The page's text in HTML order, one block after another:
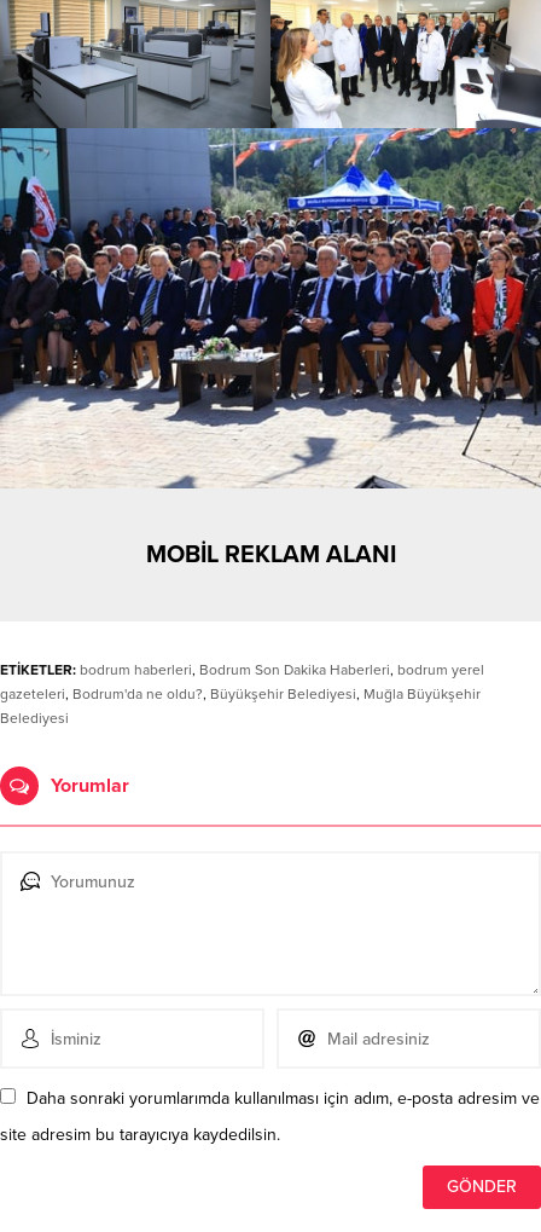
MOBİL REKLAM ALANI
ETİKETLER: bodrum haberleri, Bodrum Son Dakika Haberleri, bodrum yerel
gazeteleri, Bodrum'da ne oldu?, Büyükşehir Belediyesi, Muğla Büyükşehir
Belediyesi
Yorumlar
Daha sonraki yorumlarımda kullanılması için adım, e-posta adresim ve
site adresim bu tarayıcıya kaydedilsin.